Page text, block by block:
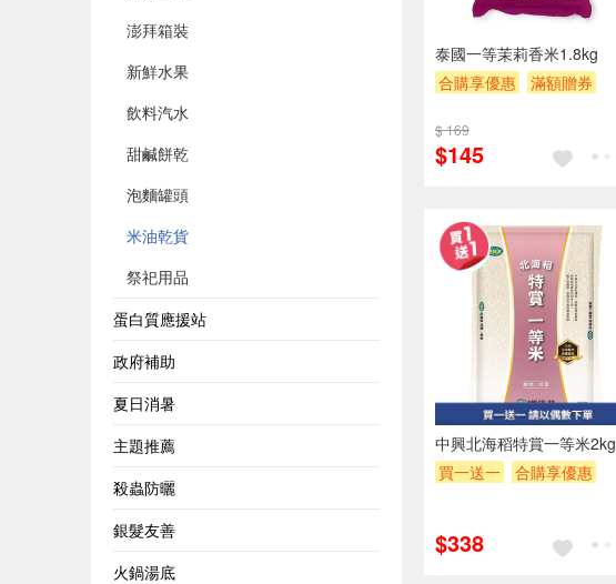
澎拜箱裝
新鮮水果
飲料汽水
甜鹹餅乾
泡麵罐頭
米油乾貨
祭祀用品
蛋白質應援站
政府補助
夏日消暑
主題推薦
殺蟲防曬
銀髮友善
火鍋湯底
泰國一等茉莉香米1.8kg
合購享優惠
滿額贈券
$ 169
$145
中興北海稻特賞一等米2kg
買一送一
合購享優惠
$338